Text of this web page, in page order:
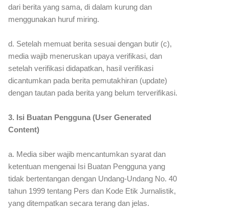
dari berita yang sama, di dalam kurung dan
menggunakan huruf miring.
d. Setelah memuat berita sesuai dengan butir (c),
media wajib meneruskan upaya verifikasi, dan
setelah verifikasi didapatkan, hasil verifikasi
dicantumkan pada berita pemutakhiran (update)
dengan tautan pada berita yang belum terverifikasi.
3. Isi Buatan Pengguna (User Generated
Content)
a. Media siber wajib mencantumkan syarat dan
ketentuan mengenai Isi Buatan Pengguna yang
tidak bertentangan dengan Undang-Undang No. 40
tahun 1999 tentang Pers dan Kode Etik Jurnalistik,
yang ditempatkan secara terang dan jelas.